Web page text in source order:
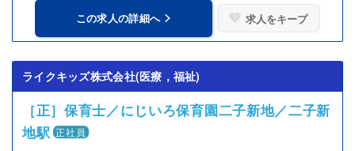
この求人の詳細へ 求人をキープ
ライクキッズ株式会社(医療，福祉)
［正］保育士／にじいろ保育園二子新地／二子新
地駅 正社員